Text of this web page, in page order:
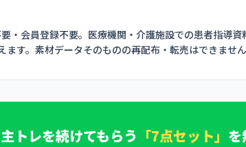
・会員登録不要。医療機関・介護施設での患者指導資
ます。素材データそのものの再配布・転売はできませ
トレを続けてもらう 「7点セット」 を